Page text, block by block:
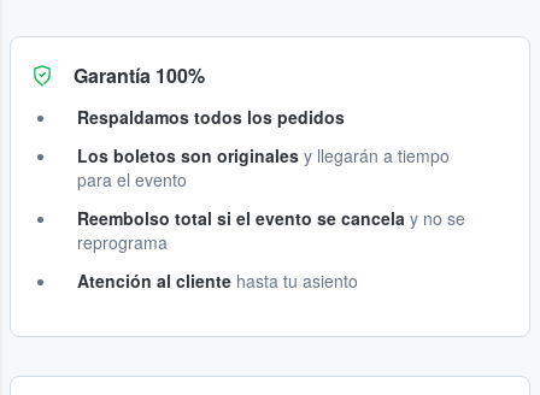
Garantía 100%
Respaldamos todos los pedidos
Los boletos son originales y llegarán a tiempo
para el evento
Reembolso total si el evento se cancela y no se
reprograma
Atención al cliente hasta tu asiento